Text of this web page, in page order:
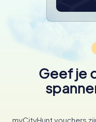
Geef je
myCityHunt vouchers